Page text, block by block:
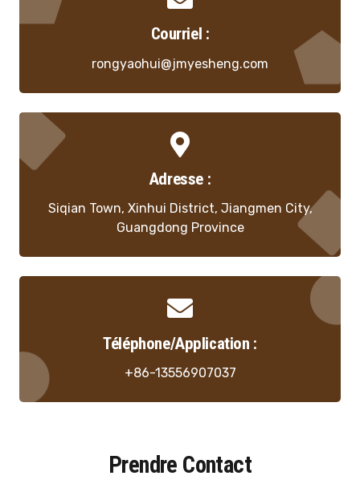
Courriel :
rongyaohui@jmyesheng.com
Adresse :
Siqian Town, Xinhui District, Jiangmen City,
Guangdong Province
Téléphone/Application :
+86-13556907037
Prendre Contact